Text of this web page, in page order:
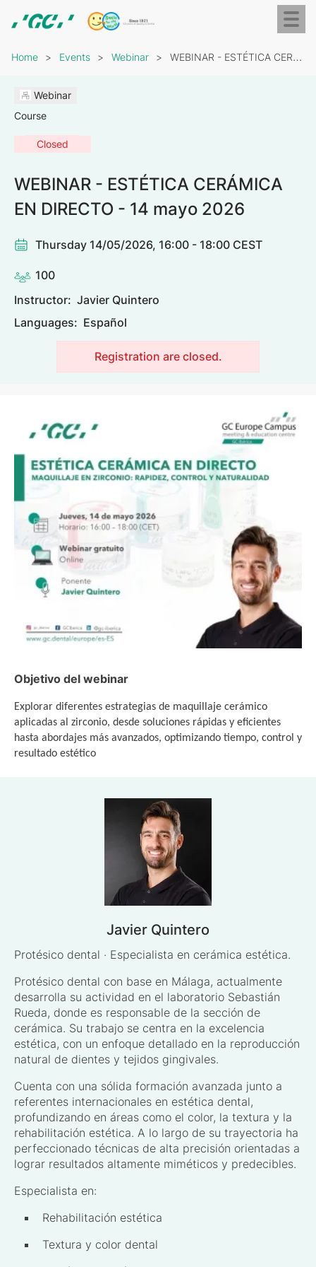
content
Europe
Breadcrumb
Home Events Webinar WEBINAR - ESTÉTICA CERÁMICA EN DIRECTO - 14…
Webinar
Course
Closed
WEBINAR - ESTÉTICA CERÁMICA
EN DIRECTO - 14 mayo 2026
Thursday 14/05/2026, 16:00 - 18:00 CEST
100
Instructor: Javier Quintero
Languages: Español
Registration are closed.
Objetivo del webinar
Explorar diferentes estrategias de maquillaje cerámico
aplicadas al zirconio, desde soluciones rápidas y eficientes
hasta abordajes más avanzados, optimizando tiempo, control y
resultado estético
Javier Quintero
Protésico dental · Especialista en cerámica estética.
Protésico dental con base en Málaga, actualmente
desarrolla su actividad en el laboratorio Sebastián
Rueda, donde es responsable de la sección de
cerámica. Su trabajo se centra en la excelencia
estética, con un enfoque detallado en la reproducción
natural de dientes y tejidos gingivales.
Cuenta con una sólida formación avanzada junto a
referentes internacionales en estética dental,
profundizando en áreas como el color, la textura y la
rehabilitación estética. A lo largo de su trayectoria ha
perfeccionado técnicas de alta precisión orientadas a
lograr resultados altamente miméticos y predecibles.
Especialista en:
Rehabilitación estética
Textura y color dental